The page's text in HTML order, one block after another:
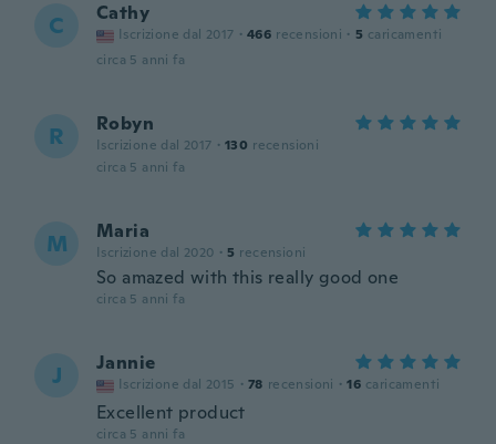
C Cathy
Iscrizione dal 2017 · 466 recensioni · 5 caricamenti
circa 5 anni fa
R Robyn
Iscrizione dal 2017 · 130 recensioni
circa 5 anni fa
M Maria
Iscrizione dal 2020 · 5 recensioni
So amazed with this really good one
circa 5 anni fa
J Jannie
Iscrizione dal 2015 · 78 recensioni · 16 caricamenti
Excellent product
circa 5 anni fa